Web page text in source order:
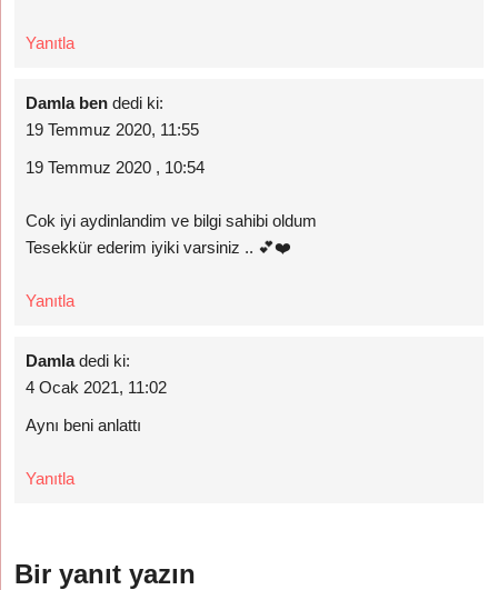
Yanıtla
Damla ben dedi ki:
19 Temmuz 2020, 11:55
19 Temmuz 2020 , 10:54
Cok iyi aydinlandim ve bilgi sahibi oldum
Tesekkür ederim iyiki varsiniz .. 💕❤️
Yanıtla
Damla dedi ki:
4 Ocak 2021, 11:02
Aynı beni anlattı
Yanıtla
Bir yanıt yazın